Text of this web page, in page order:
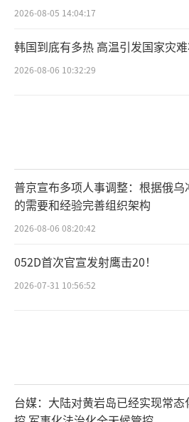
2026-08-05 14:04:17
韩国到底有多热 高温引发国家灾
2026-08-06 10:32:29
普京宣布多项人事调整：根据俄乌
的需要和经验完善组织架构
2026-08-06 08:20:42
052D首次官宣发射鹰击20！
2026-07-31 10:56:52
台媒：大陆对黄岩岛已经实现常态